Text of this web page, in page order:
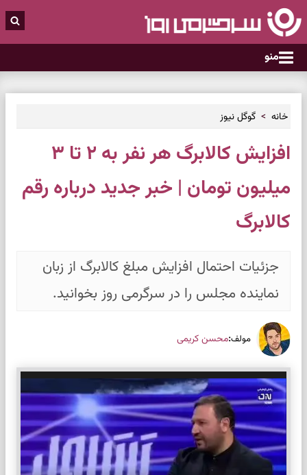
منو
خانه گوگل نیوز
افزایش کالابرگ هر نفر به ۲ تا ۳
میلیون تومان | خبر جدید درباره رقم
کالابرگ
جزئیات احتمال افزایش مبلغ کالابرگ از زبان
نماینده مجلس را در سرگرمی روز بخوانید.
مولف:محسن کریمی